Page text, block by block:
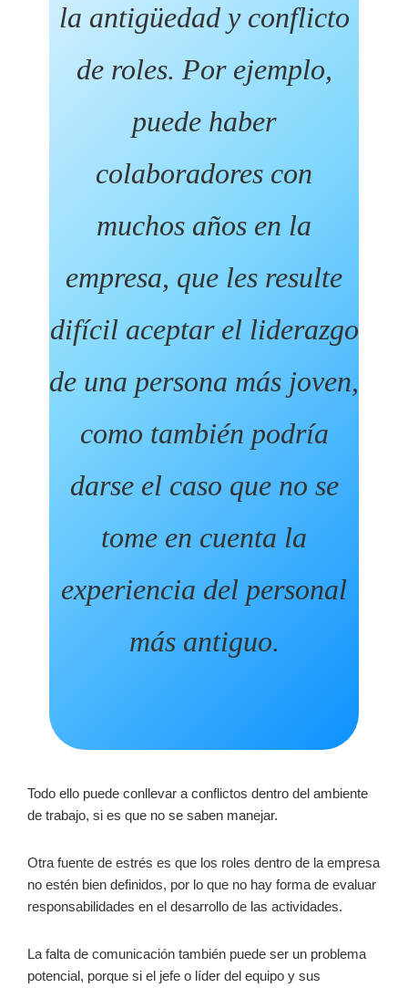
la antigüedad y conflicto
de roles. Por ejemplo,
puede haber
colaboradores con
muchos años en la
empresa, que les resulte
difícil aceptar el liderazgo
de una persona más joven,
como también podría
darse el caso que no se
tome en cuenta la
experiencia del personal
más antiguo.
Todo ello puede conllevar a conflictos dentro del ambiente
de trabajo, si es que no se saben manejar.
Otra fuente de estrés es que los roles dentro de la empresa
no estén bien definidos, por lo que no hay forma de evaluar
responsabilidades en el desarrollo de las actividades.
La falta de comunicación también puede ser un problema
potencial, porque si el jefe o líder del equipo y sus